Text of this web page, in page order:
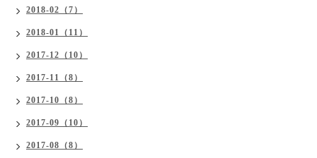
2018-02（7）
2018-01（11）
2017-12（10）
2017-11（8）
2017-10（8）
2017-09（10）
2017-08（8）